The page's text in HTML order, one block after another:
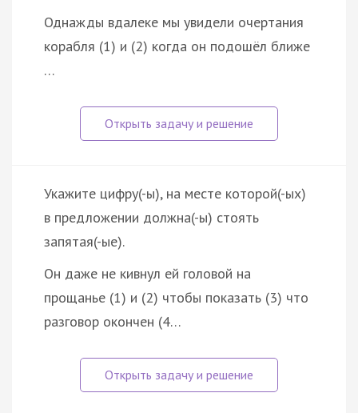
Однажды вдалеке мы увидели очертания
корабля (1) и (2) когда он подошёл ближе
…
Укажите цифру(-ы), на месте которой(-ых)
в предложении должна(-ы) стоять
запятая(-ые).
Он даже не кивнул ей головой на
прощанье (1) и (2) чтобы показать (3) что
разговор окончен (4…